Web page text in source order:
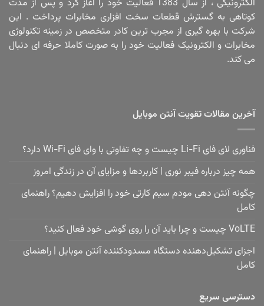
الکترونیکی ، از سال 1383 فعالیت خود را آغاز کرد و پس از مدت
کوتاهی به گسترش قطعات سخت افزاری مخابرات پرداخت . این
شرکت با بهره گیری از مجرب ترین کادر متخصص در زمینه تکنولوژی
مخابرات و الکترونیک فعالیت خود را به صورت کاملا حرفه ای دنبال
می کند.
آخرین مقالات تقویت آنتن موبایل
فناوری لای فای Li-Fi چیست و چه تفاوتی با وای فای Wi-Fi دارد؟
همه چیز درباره فیبر نوری | کاربردها و مزایای آن در زندگی امروز
چگونه آنتن دهی مودم سیم کارتی خود را افزایش دهیم؟ راهنمای
کامل
VoLTE چیست و چرا باید آن را روی گوشی خود فعال کنید؟
اجزای تشکیل‌دهنده دستگاه مسدودکننده آنتن موبایل | راهنمای
کامل
دسترسی سریع